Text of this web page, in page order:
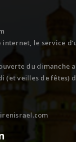
internet, le service
du dimanche
(et veilles de fêtes)